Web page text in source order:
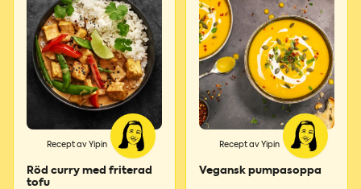
Recept av Yipin
Röd curry med friterad
tofu
Recept av Yipin
Vegansk pumpasoppa